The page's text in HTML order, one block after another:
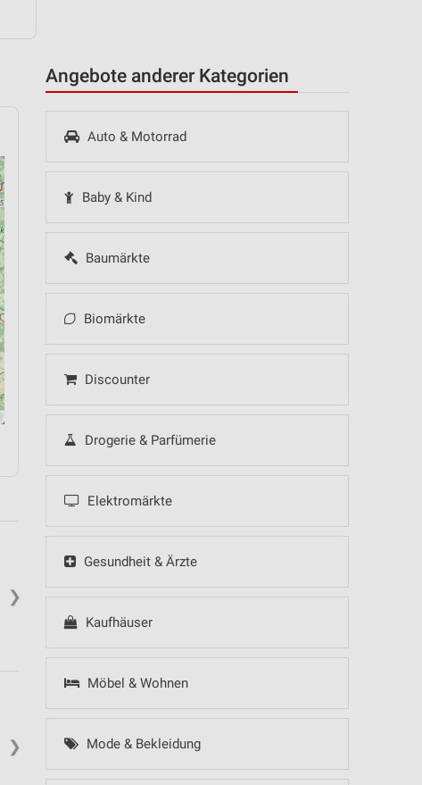
Angebote anderer Kategorien
Auto & Motorrad
Baby & Kind
Baumärkte
Biomärkte
Discounter
Drogerie & Parfümerie
Elektromärkte
Gesundheit & Ärzte
Kaufhäuser
Möbel & Wohnen
Mode & Bekleidung
❯
❯